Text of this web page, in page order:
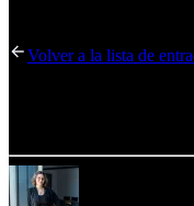
Volver a la lista de